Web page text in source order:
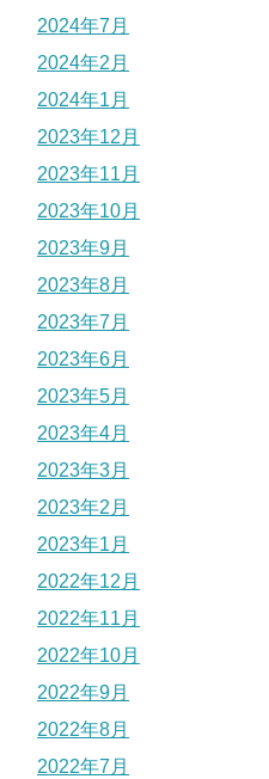
2024年7月
2024年2月
2024年1月
2023年12月
2023年11月
2023年10月
2023年9月
2023年8月
2023年7月
2023年6月
2023年5月
2023年4月
2023年3月
2023年2月
2023年1月
2022年12月
2022年11月
2022年10月
2022年9月
2022年8月
2022年7月